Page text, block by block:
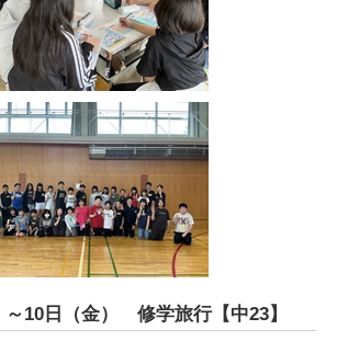
～10日（金） 修学旅行【中23】